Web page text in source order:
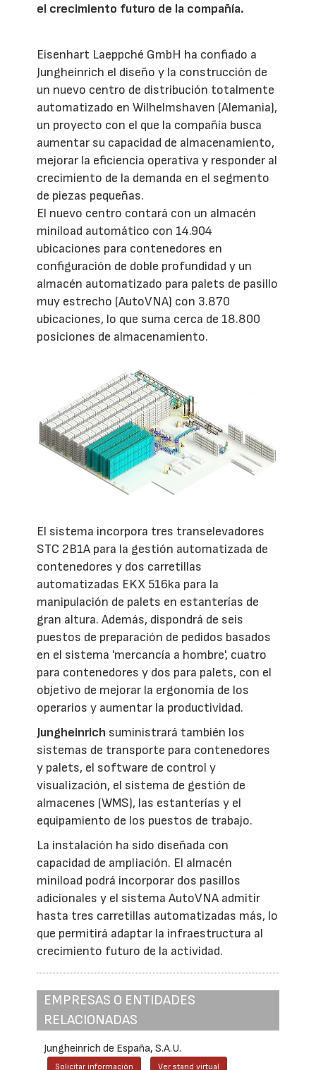
el crecimiento futuro de la compañía.
Eisenhart Laeppché GmbH ha confiado a
Jungheinrich el diseño y la construcción de
un nuevo centro de distribución totalmente
automatizado en Wilhelmshaven (Alemania),
un proyecto con el que la compañía busca
aumentar su capacidad de almacenamiento,
mejorar la eficiencia operativa y responder al
crecimiento de la demanda en el segmento
de piezas pequeñas.
El nuevo centro contará con un almacén
miniload automático con 14.904
ubicaciones para contenedores en
configuración de doble profundidad y un
almacén automatizado para palets de pasillo
muy estrecho (AutoVNA) con 3.870
ubicaciones, lo que suma cerca de 18.800
posiciones de almacenamiento.
El sistema incorpora tres transelevadores
STC 2B1A para la gestión automatizada de
contenedores y dos carretillas
automatizadas EKX 516ka para la
manipulación de palets en estanterías de
gran altura. Además, dispondrá de seis
puestos de preparación de pedidos basados
en el sistema 'mercancía a hombre', cuatro
para contenedores y dos para palets, con el
objetivo de mejorar la ergonomía de los
operarios y aumentar la productividad.
Jungheinrich suministrará también los
sistemas de transporte para contenedores
y palets, el software de control y
visualización, el sistema de gestión de
almacenes (WMS), las estanterías y el
equipamiento de los puestos de trabajo.
La instalación ha sido diseñada con
capacidad de ampliación. El almacén
miniload podrá incorporar dos pasillos
adicionales y el sistema AutoVNA admitir
hasta tres carretillas automatizadas más, lo
que permitirá adaptar la infraestructura al
crecimiento futuro de la actividad.
EMPRESAS O ENTIDADES
RELACIONADAS
Jungheinrich de España, S.A.U.
Solicitar información Ver stand virtual